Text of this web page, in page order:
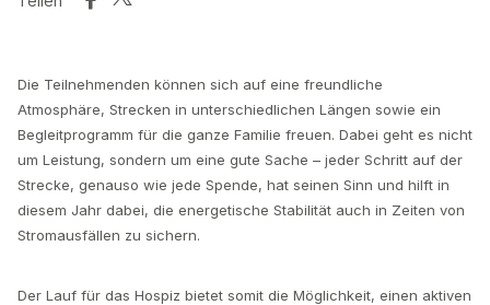
Die Teilnehmenden können sich auf eine freundliche
Atmosphäre, Strecken in unterschiedlichen Längen sowie ein
Begleitprogramm für die ganze Familie freuen. Dabei geht es nicht
um Leistung, sondern um eine gute Sache – jeder Schritt auf der
Strecke, genauso wie jede Spende, hat seinen Sinn und hilft in
diesem Jahr dabei, die energetische Stabilität auch in Zeiten von
Stromausfällen zu sichern.
Der Lauf für das Hospiz bietet somit die Möglichkeit, einen aktiven